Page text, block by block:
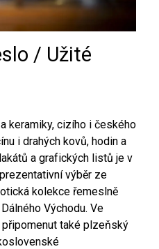
/ Užité
keramiky, cizího i českého
i drahých kovů, hodin a
a grafických listů je v
výběr ze
kolekce řemeslně
Východu. Ve
také plzeňský